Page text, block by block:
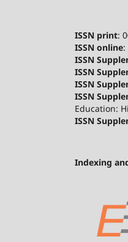
ISSN print:
ISSN online:
ISSN
ISSN
ISSN
ISSN
Education:
ISSN
Indexing